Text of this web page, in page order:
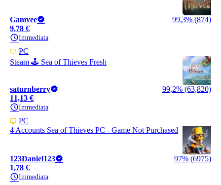
Gamvee
99,3% (874)
9,78 €
Immediata
PC
Steam 🕹️ Sea of Thieves Fresh
saturnberry
99,2% (63,820)
11,13 €
Immediata
PC
4 Accounts Sea of Thieves PC - Game Not Purchased
123Daniel123
97% (6975)
1,78 €
Immediata